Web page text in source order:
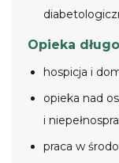
Opieka
hospicja i
opieka nad
i
praca w